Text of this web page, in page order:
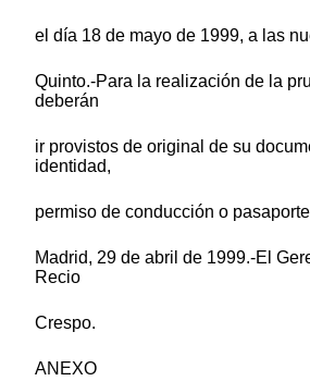
el día 18 de mayo de 1999, a las
Quinto.-Para la realización de la
deberán
ir provistos de original de su
identidad,
permiso de conducción o
Madrid, 29 de abril de 1999.-El
Recio
Crespo.
ANEXO